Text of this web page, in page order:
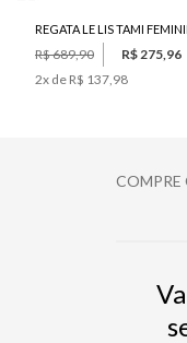
REGATA LE LIS TAMI
R$ 689,90
R$ 275,96
2x de R$ 137,98
COMPRE